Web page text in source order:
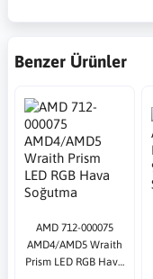
Benzer Ürünler
AMD 712-000075
AMD4/AMD5 Wraith
Prism LED RGB Hava